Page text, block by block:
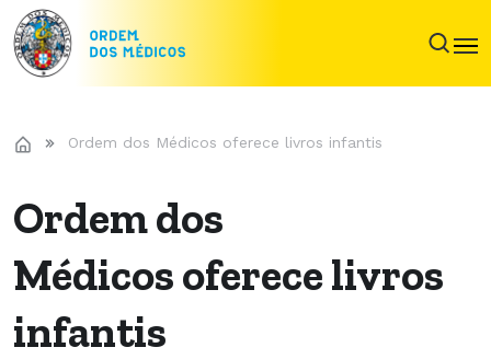
Ordem dos Médicos oferece livros infantis
Ordem dos
Médicos oferece livros
infantis